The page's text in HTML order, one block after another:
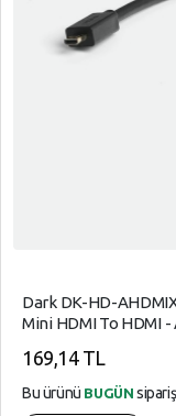
Dark DK-HD-
Mini HDMI To HDMI
169,14 TL
Bu ürünü BUGÜN